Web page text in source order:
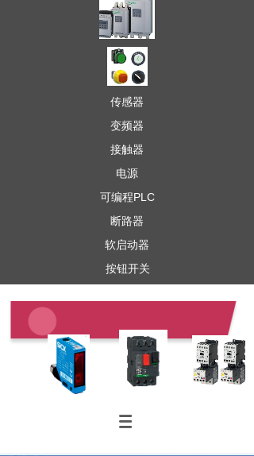
按钮开关
软启动器
断路器
可编程PLC
变频器
接触器
电源
传感器